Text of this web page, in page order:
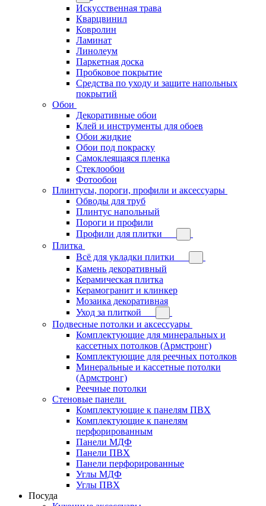
Искусственная трава
Кварцвинил
Ковролин
Ламинат
Линолеум
Паркетная доска
Пробковое покрытие
Средства по уходу и защите напольных
покрытий
Обои
Декоративные обои
Клей и инструменты для обоев
Обои жидкие
Обои под покраску
Самоклеящаяся пленка
Стеклообои
Фотообои
Плинтусы, пороги, профили и аксессуары
Обводы для труб
Плинтус напольный
Пороги и профили
Профили для плитки
Плитка
Всё для укладки плитки
Камень декоративный
Керамическая плитка
Керамогранит и клинкер
Мозаика декоративная
Уход за плиткой
Подвесные потолки и аксессуары
Комплектующие для минеральных и
кассетных потолков (Армстронг)
Комплектующие для реечных потолков
Минеральные и кассетные потолки
(Армстронг)
Реечные потолки
Стеновые панели
Комплектующие к панелям ПВХ
Комплектующие к панелям
перфорированным
Панели МДФ
Панели ПВХ
Панели перфорированные
Углы МДФ
Углы ПВХ
Посуда